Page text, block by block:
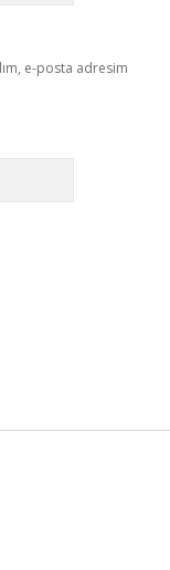
e-posta adresim